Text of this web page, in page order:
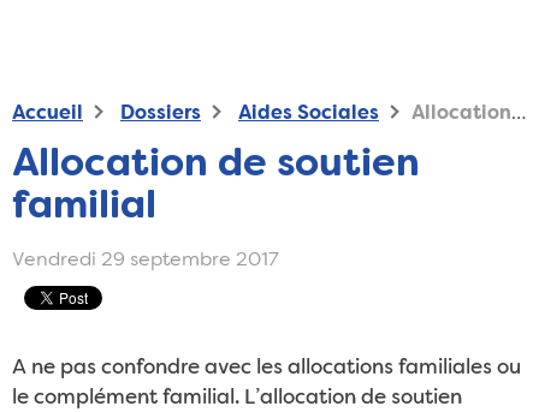
Accueil Dossiers Aides Sociales Allocation de soutien familial
Allocation de soutien
familial
Vendredi 29 septembre 2017
A ne pas confondre avec les allocations familiales ou
le complément familial. L’allocation de soutien